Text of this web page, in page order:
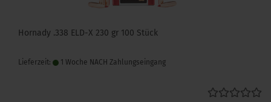
Hornady .338 ELD-X 230 gr 100 Stück
Lieferzeit: 1 Woche NACH Zahlungseingang